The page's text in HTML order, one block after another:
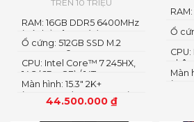
TRÊN 10 TRIỆU
44.500.000 ₫
Màn hình: 15.3″ 2K+
(2560×1600) OLED 1100nits
(peak) / 500nits (typical)
CPU: Intel Core™ 7 245HX,
14C (6P + 8E) / 14T
Ổ cứng: 512GB SSD M.2
2242 PCIe® 4.0×4 NVMe
RAM: 16GB DDR5 6400MHz
(có thể nâng cấp)
Màn
Ổ